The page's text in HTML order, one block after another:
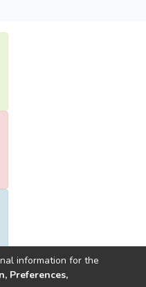
information for the
Preferences,